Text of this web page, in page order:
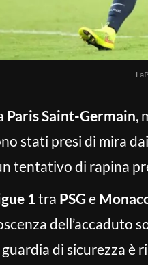
Paris Saint-Germain,
stati presi di mira
tentativo di rapina
1tra PSG e
dell’accaduto
di sicurezza è